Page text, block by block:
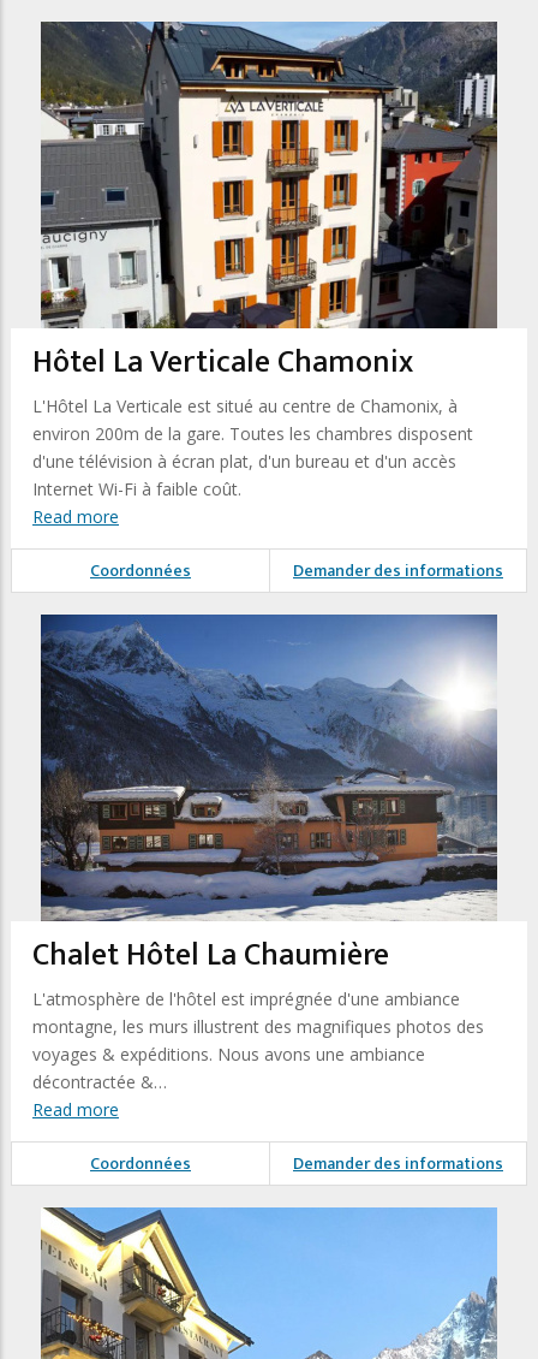
Hôtel La Verticale Chamonix
L'Hôtel La Verticale est situé au centre de Chamonix, à
environ 200m de la gare. Toutes les chambres disposent
d'une télévision à écran plat, d'un bureau et d'un accès
Internet Wi-Fi à faible coût.
Read more
Coordonnées Demander des informations
Chalet Hôtel La Chaumière
L'atmosphère de l'hôtel est imprégnée d'une ambiance
montagne, les murs illustrent des magnifiques photos des
voyages & expéditions. Nous avons une ambiance
décontractée &…
Read more
Coordonnées Demander des informations